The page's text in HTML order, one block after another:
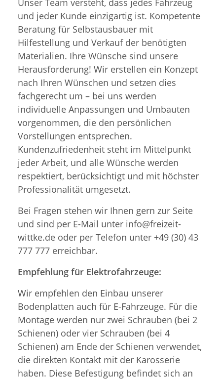
und jeder Kunde einzigartig ist. Kompetente
Beratung für Selbstausbauer mit
Hilfestellung und Verkauf der benötigten
Materialien. Ihre Wünsche sind unsere
Herausforderung! Wir erstellen ein Konzept
nach Ihren Wünschen und setzen dies
fachgerecht um – bei uns werden
individuelle Anpassungen und Umbauten
vorgenommen, die den persönlichen
Vorstellungen entsprechen.
Kundenzufriedenheit steht im Mittelpunkt
jeder Arbeit, und alle Wünsche werden
respektiert, berücksichtigt und mit höchster
Professionalität umgesetzt.
Bei Fragen stehen wir Ihnen gern zur Seite
und sind per E-Mail unter info@freizeit-
wittke.de oder per Telefon unter +49 (30) 43
777 777 erreichbar.
Empfehlung für Elektrofahrzeuge:
Wir empfehlen den Einbau unserer
Bodenplatten auch für E-Fahrzeuge. Für die
Montage werden nur zwei Schrauben (bei 2
Schienen) oder vier Schrauben (bei 4
Schienen) am Ende der Schienen verwendet,
die direkten Kontakt mit der Karosserie
haben. Diese Befestigung befindet sich an